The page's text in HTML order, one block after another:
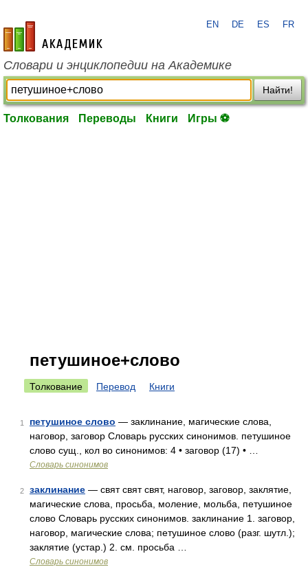
academic.ru
EN DE ES FR
Словари и энциклопедии на Академике
Найти!
Толкования Переводы Книги Игры ⚽
петушиное+слово
Толкование Перевод Книги
1 петушиное слово — заклинание, магические слова,
наговор, заговор Словарь русских синонимов. петушиное
слово сущ., кол во синонимов: 4 • заговор (17) • …
Словарь синонимов
2 заклинание — свят свят свят, наговор, заговор, заклятие,
магические слова, просьба, моление, мольба, петушиное
слово Словарь русских синонимов. заклинание 1. заговор,
наговор, магические слова; петушиное слово (разг. шутл.);
заклятие (устар.) 2. см. просьба …
Словарь синонимов